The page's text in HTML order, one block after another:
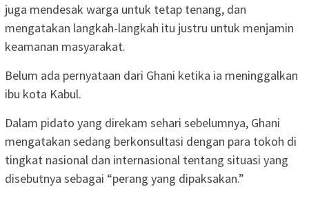
juga mendesak warga untuk tetap tenang, dan
mengatakan langkah-langkah itu justru untuk menjamin
keamanan masyarakat.
Belum ada pernyataan dari Ghani ketika ia meninggalkan
ibu kota Kabul.
Dalam pidato yang direkam sehari sebelumnya, Ghani
mengatakan sedang berkonsultasi dengan para tokoh di
tingkat nasional dan internasional tentang situasi yang
disebutnya sebagai “perang yang dipaksakan.”